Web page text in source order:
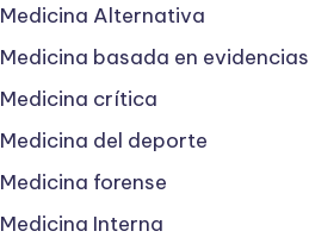
Medicina Alternativa
Medicina basada en evidencias
Medicina crítica
Medicina del deporte
Medicina forense
Medicina Interna